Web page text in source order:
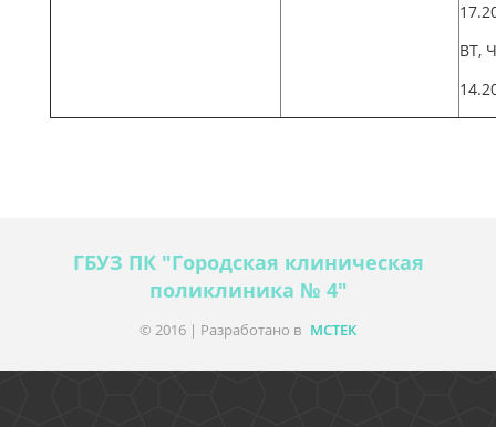
ВТ,
ГБУЗ ПК "Городская клиническая
поликлиника № 4"
© 2016 | Разработано в МСТЕК